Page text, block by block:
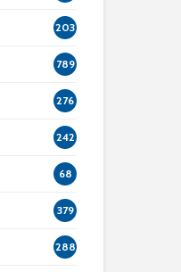
203
789
276
242
68
379
288